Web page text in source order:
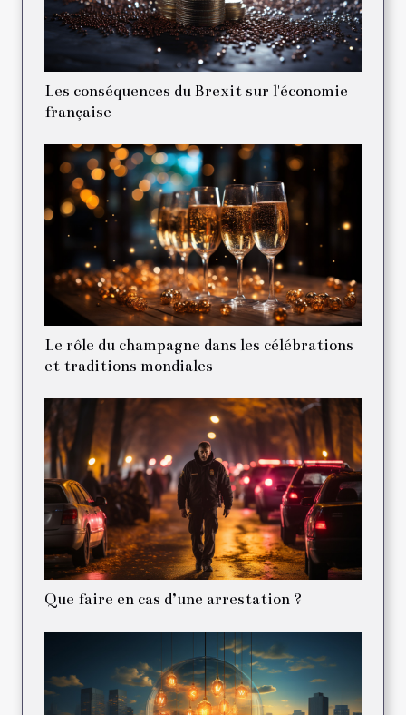
Les conséquences du Brexit sur l'économie
française
Le rôle du champagne dans les célébrations
et traditions mondiales
Que faire en cas d’une arrestation ?